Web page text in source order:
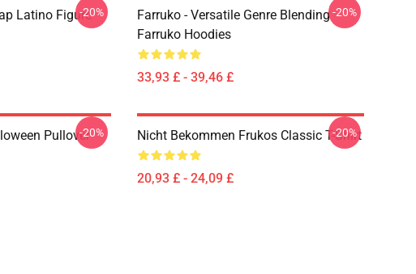
Latino Figure-20%
Farruko - Versatile Genre Blending
Farruko Hoodies
33,93 £ - 39,46 £
-20%
Pullover-20% Nicht Bekommen Frukos Classic T-Shirt
20,93 £ - 24,09 £
-20%